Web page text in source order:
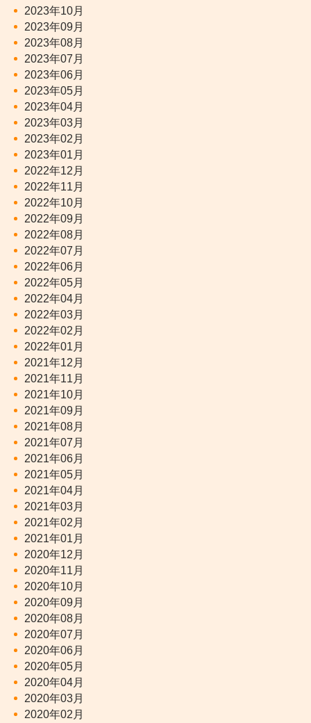
2023年10月
2023年09月
2023年08月
2023年07月
2023年06月
2023年05月
2023年04月
2023年03月
2023年02月
2023年01月
2022年12月
2022年11月
2022年10月
2022年09月
2022年08月
2022年07月
2022年06月
2022年05月
2022年04月
2022年03月
2022年02月
2022年01月
2021年12月
2021年11月
2021年10月
2021年09月
2021年08月
2021年07月
2021年06月
2021年05月
2021年04月
2021年03月
2021年02月
2021年01月
2020年12月
2020年11月
2020年10月
2020年09月
2020年08月
2020年07月
2020年06月
2020年05月
2020年04月
2020年03月
2020年02月